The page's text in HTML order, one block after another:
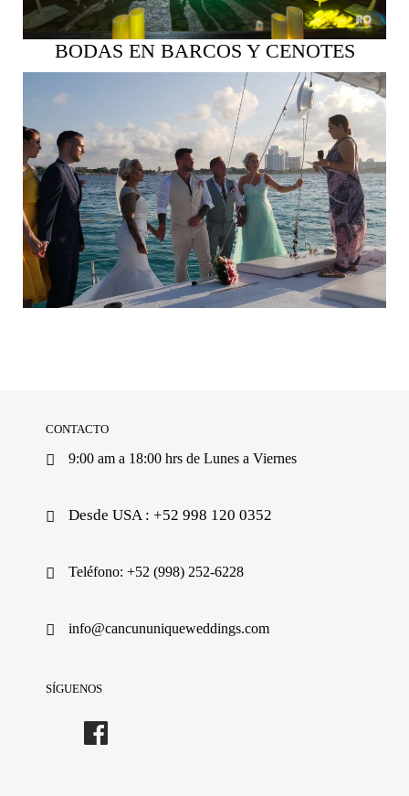
BODAS EN BARCOS Y CENOTES
Ver más
CONTACTO
9:00 am a 18:00 hrs de Lunes a Viernes
Desde USA : +52 998 120 0352
Teléfono: +52 (998) 252-6228
info@cancununiqueweddings.com
SÍGUENOS